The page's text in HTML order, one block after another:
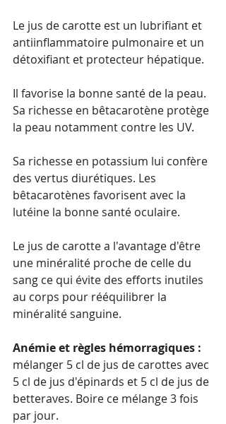
Le jus de carotte est un lubrifiant et
antiinflammatoire pulmonaire et un
détoxifiant et protecteur hépatique.
Il favorise la bonne santé de la peau.
Sa richesse en bêtacarotène protège
la peau notamment contre les UV.
Sa richesse en potassium lui confère
des vertus diurétiques. Les
bêtacarotènes favorisent avec la
lutéine la bonne santé oculaire.
Le jus de carotte a l'avantage d'être
une minéralité proche de celle du
sang ce qui évite des efforts inutiles
au corps pour rééquilibrer la
minéralité sanguine.
Anémie et règles hémorragiques :
mélanger 5 cl de jus de carottes avec
5 cl de jus d'épinards et 5 cl de jus de
betteraves. Boire ce mélange 3 fois
par jour.